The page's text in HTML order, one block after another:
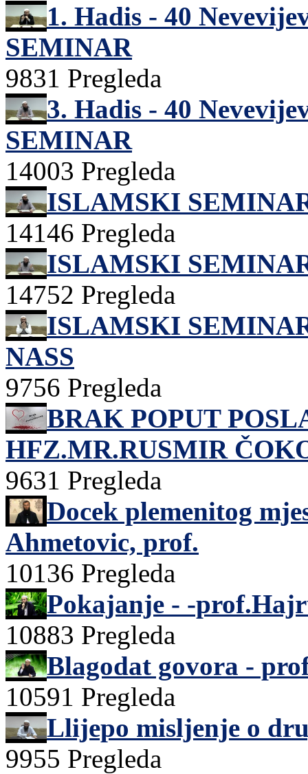
1. Hadis - 40
SEMINAR
9831 Pregleda
3. Hadis - 40
SEMINAR
14003 Pregleda
ISLAMSKI
14146 Pregleda
ISLAMSKI
14752 Pregleda
ISLAMSKI
NASS
9756 Pregleda
BRAK POPUT
HFZ.MR.RUSMIR
9631 Pregleda
Docek plemenitog
Ahmetovic, prof.
10136 Pregleda
Pokajanje - -
10883 Pregleda
Blagodat govora -
10591 Pregleda
Llijepo misljenje o
9955 Pregleda